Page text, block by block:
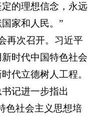
的理想信念，永远
家和人民。”
再次召开。习近平
时代中国特色社会
代立德树人工程。
记进一步指出
色社会主义思想培